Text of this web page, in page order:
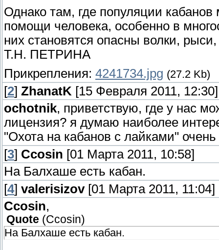
Однако там, где популяции
помощи человека, особенно в
них становятся опасны волки,
Т.Н. ПЕТРИНА
Прикрепления: 4241734.jpg (27.2 Kb)
[2] ZhanatK [15 Февраля 2011, 12:30]
ochotnik, приветствую, где у нас
лицензия? я думаю наиболее
"Охота на кабанов с лайками"
[3] Ccosin [01 Марта 2011, 10:58]
На Балхаше есть кабан.
[4] valerisizov[01 Марта 2011, 11:04]
Ccosin,
Quote (Ccosin)
На Балхаше есть кабан.